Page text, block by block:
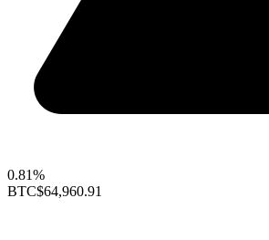
0.81%
BTC$64,960.91